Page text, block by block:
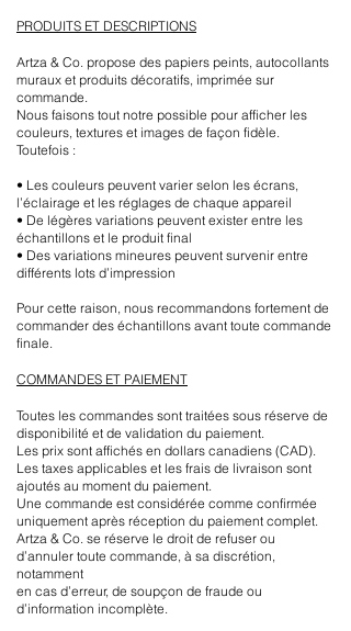
PRODUITS ET DESCRIPTIONS
Artza & Co. propose des papiers peints, autocollants
muraux et produits décoratifs, imprimée sur
commande.
Nous faisons tout notre possible pour afficher les
couleurs, textures et images de façon fidèle.
Toutefois :
• Les couleurs peuvent varier selon les écrans,
l’éclairage et les réglages de chaque appareil
• De légères variations peuvent exister entre les
échantillons et le produit final
• Des variations mineures peuvent survenir entre
différents lots d’impression
Pour cette raison, nous recommandons fortement de
commander des échantillons avant toute commande
finale.
COMMANDES ET PAIEMENT
Toutes les commandes sont traitées sous réserve de
disponibilité et de validation du paiement.
Les prix sont affichés en dollars canadiens (CAD).
Les taxes applicables et les frais de livraison sont
ajoutés au moment du paiement.
Une commande est considérée comme confirmée
uniquement après réception du paiement complet.
Artza & Co. se réserve le droit de refuser ou
d’annuler toute commande, à sa discrétion,
notamment
en cas d’erreur, de soupçon de fraude ou
d’information incomplète.